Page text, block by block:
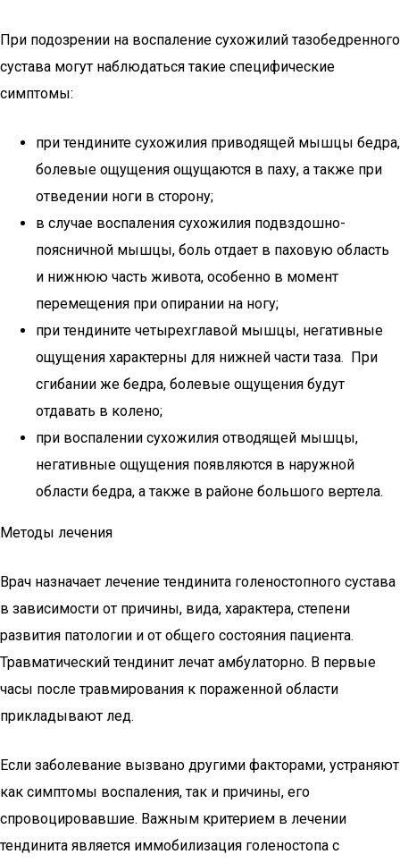
При подозрении на воспаление сухожилий тазобедренного
сустава могут наблюдаться такие специфические
симптомы:
при тендините сухожилия приводящей мышцы бедра,
болевые ощущения ощущаются в паху, а также при
отведении ноги в сторону;
в случае воспаления сухожилия подвздошно-
поясничной мышцы, боль отдает в паховую область
и нижнюю часть живота, особенно в момент
перемещения при опирании на ногу;
при тендините четырехглавой мышцы, негативные
ощущения характерны для нижней части таза. При
сгибании же бедра, болевые ощущения будут
отдавать в колено;
при воспалении сухожилия отводящей мышцы,
негативные ощущения появляются в наружной
области бедра, а также в районе большого вертела.
Методы лечения
Врач назначает лечение тендинита голеностопного сустава
в зависимости от причины, вида, характера, степени
развития патологии и от общего состояния пациента.
Травматический тендинит лечат амбулаторно. В первые
часы после травмирования к пораженной области
прикладывают лед.
Если заболевание вызвано другими факторами, устраняют
как симптомы воспаления, так и причины, его
спровоцировавшие. Важным критерием в лечении
тендинита является иммобилизация голеностопа с